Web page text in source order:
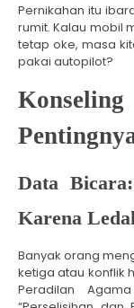
Pernikahan itu
rumit. Kalau mobil
tetap oke, masa
pakai autopilot?
Data
Karena
Banyak orang
ketiga atau konflik
Peradilan